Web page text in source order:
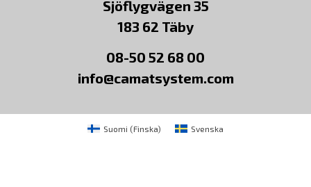
Sjöflygvägen 35
183 62 Täby
08-50 52 68 00
info@camatsystem.com
Suomi (Finska) Svenska